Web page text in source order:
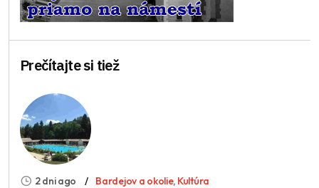
Prečítajte si tiež
2 dni ago Bardejov a okolie, Kultúra